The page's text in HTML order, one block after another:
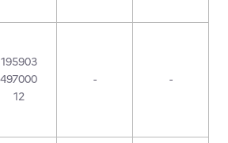
195903
497000
12
- -